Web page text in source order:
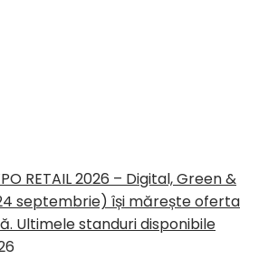
RETAIL 2026 – Digital, Green &
septembrie) își mărește oferta
Ultimele standuri disponibile